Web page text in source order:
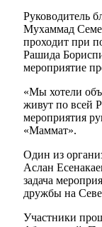
Руководитель
Мухаммад
проходит при
Рашида
мероприятие
«Мы хотели
живут по всей
мероприятия
«Маммат».
Один из
Аслан
задача
дружбы на
Участники